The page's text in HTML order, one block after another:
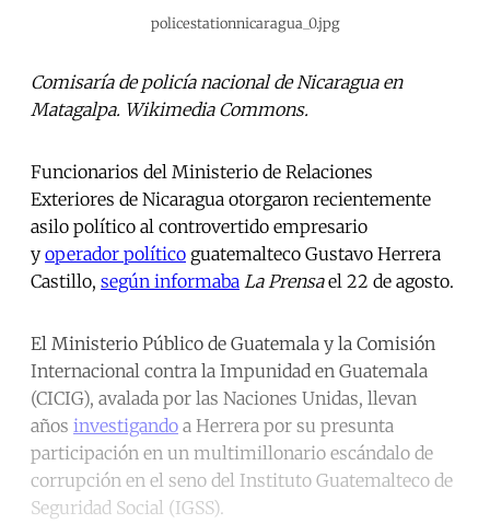
policestationnicaragua_0.jpg
Comisaría de policía nacional de Nicaragua en
Matagalpa. Wikimedia Commons.
Funcionarios del Ministerio de Relaciones
Exteriores de Nicaragua otorgaron recientemente
asilo político al controvertido empresario
y operador político guatemalteco Gustavo Herrera
Castillo, según informaba La Prensael 22 de agosto.
El Ministerio Público de Guatemala y la Comisión
Internacional contra la Impunidad en Guatemala
(CICIG), avalada por las Naciones Unidas, llevan
años investigando a Herrera por su presunta
participación en un multimillonario escándalo de
corrupción en el seno del Instituto Guatemalteco de
Seguridad Social (IGSS).